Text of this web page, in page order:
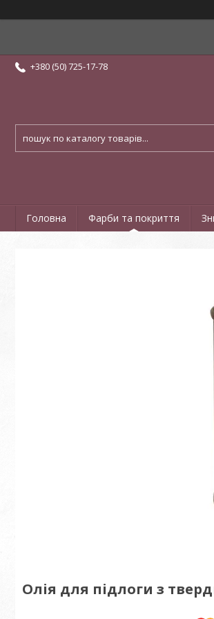
+380 (50) 725-17-78
Головна Фарби та покриття
Олія для підлоги з